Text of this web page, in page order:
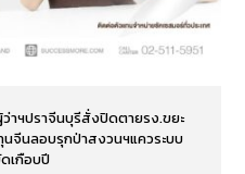
ว่าฯปราจีนบุรีสั่งปิดตายรง.ขยะ
จีนลอบรุกป่าสงวนฯแควระบบ
เกือบปี